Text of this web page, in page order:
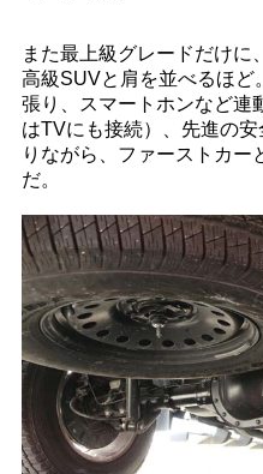
また最上級グレードだけに
高級SUVと肩を並べるほど
張り、スマートホンなど連
はTVにも接続）、先進の
りながら、ファーストカー
だ。